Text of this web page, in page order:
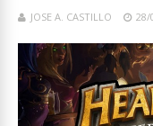
JOSE A. CASTILLO 28/